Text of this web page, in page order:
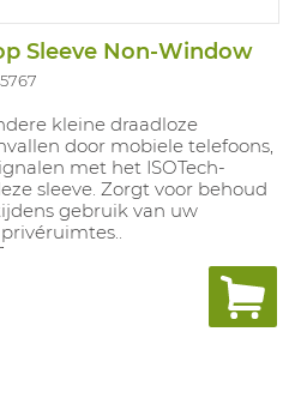
Sleeve Non-Window
kleine draadloze
door mobiele telefoons,
met het ISOTech-
sleeve. Zorgt voor behoud
gebruik van uw
2.